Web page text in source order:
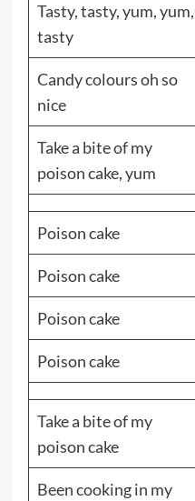
Tasty, tasty, yum, yum,
tasty
Candy colours oh so
nice
Take a bite of my
poison cake, yum
Poison cake
Poison cake
Poison cake
Poison cake
Take a bite of my
poison cake
Been cooking in my